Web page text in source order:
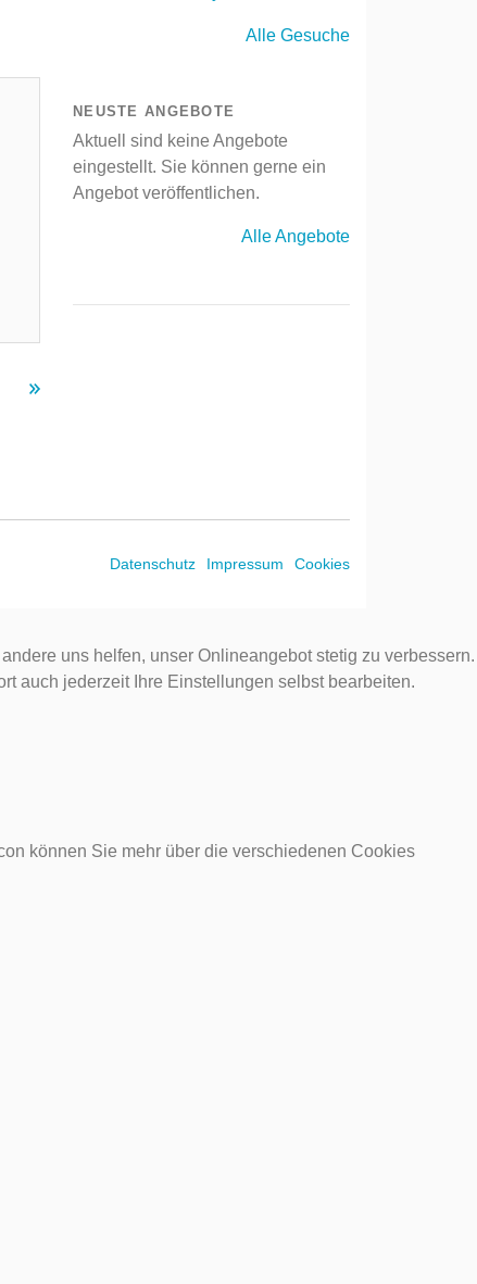
Alle Gesuche
NEUSTE ANGEBOTE
Aktuell sind keine Angebote
eingestellt. Sie können gerne ein
Angebot veröffentlichen.
Alle Angebote
Datenschutz Impressum Cookies
uns helfen, unser Onlineangebot stetig zu verbessern.
auch jederzeit Ihre Einstellungen selbst bearbeiten.
können Sie mehr über die verschiedenen Cookies